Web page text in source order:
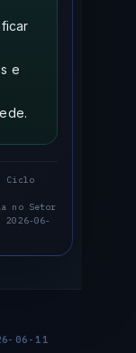
e
Ciclo
no Setor
06-
06-11